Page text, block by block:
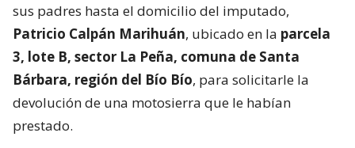
sus padres hasta el domicilio del imputado,
Patricio Calpán Marihuán, ubicado en la parcela
3, lote B, sector La Peña, comuna de Santa
Bárbara, región del Bío Bío, para solicitarle la
devolución de una motosierra que le habían
prestado.